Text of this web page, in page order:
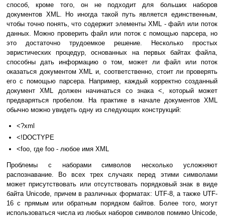
способ, кроме того, он не подходит для больших наборов
документов XML. Но иногда такой путь является единственным,
чтобы точно понять, что содержит элементы XML - файл или поток
данных. Можно проверить файл или поток с помощью парсера, но
это достаточно трудоемкое решение. Несколько простых
эвристических процедур, основанных на первых байтах файла,
способны дать информацию о том, может ли файл или поток
оказаться документом XML и, соответственно, стоит ли проверять
его с помощью парсера. Например, каждый корректно созданный
документ XML должен начинаться со знака <, который может
предваряться пробелом. На практике в начале документов XML
обычно можно увидеть одну из следующих конструкций:
<?xml
<!DOCTYPE
<foo, где foo - любое имя XML
Проблемы с наборами символов несколько усложняют
распознавание. Во всех трех случаях перед этими символами
может присутствовать или отсутствовать порядковый знак в виде
байта Unicode, причем в различных форматах: UTF-8, а также UTF-
16 с прямым или обратным порядком байтов. Более того, могут
использоваться числа из любых наборов символов помимо Unicode,